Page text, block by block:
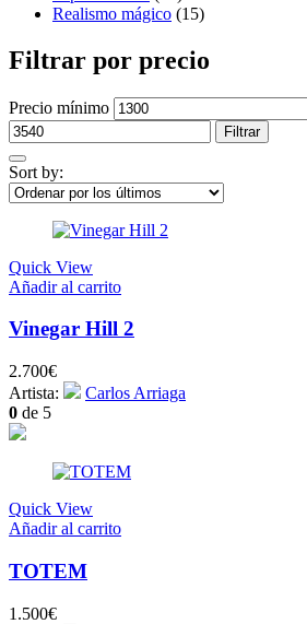
Realismo mágico (15)
Filtrar por precio
Precio mínimo
Filtrar
Sort by:
Quick View
Añadir al carrito
Vinegar Hill 2
2.700€
Artista:
Carlos Arriaga
0 de 5
Quick View
Añadir al carrito
TOTEM
1.500€